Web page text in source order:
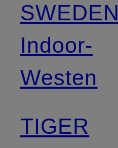
SWEDEN
Indoor-
Westen
TIGER